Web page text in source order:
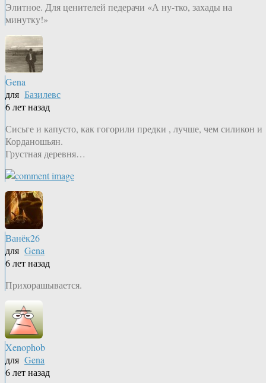
Элитное. Для ценителей педерачи «А ну-тко, захады на
минутку!»
Gena
для Базилевс
6 лет назад
Сисьге и капусто, как гогорили предки , лучше, чем силикон и
Корданошьян.
Грустная деревня…
Ванёк26
для Gena
6 лет назад
Прихорашывается.
Xenophob
для Gena
6 лет назад